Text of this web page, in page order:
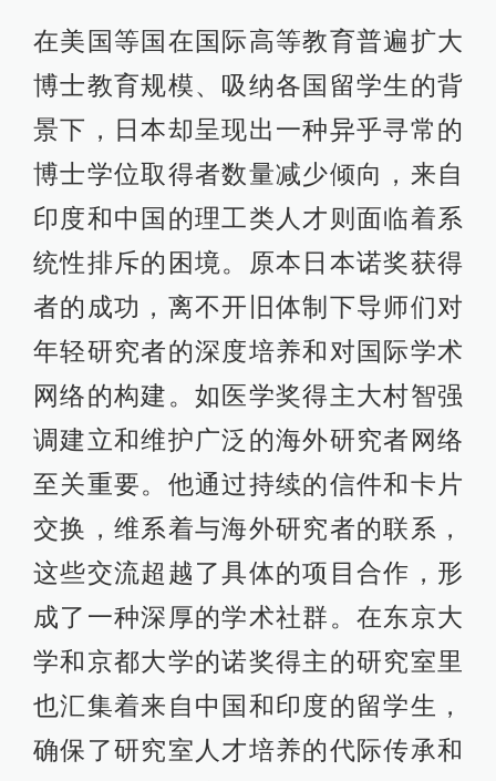
在美国等国在国际高等教育普遍扩大
博士教育规模、吸纳各国留学生的背
景下，日本却呈现出一种异乎寻常的
博士学位取得者数量减少倾向，来自
印度和中国的理工类人才则面临着系
统性排斥的困境。原本日本诺奖获得
者的成功，离不开旧体制下导师们对
年轻研究者的深度培养和对国际学术
网络的构建。如医学奖得主大村智强
调建立和维护广泛的海外研究者网络
至关重要。他通过持续的信件和卡片
交换，维系着与海外研究者的联系，
这些交流超越了具体的项目合作，形
成了一种深厚的学术社群。在东京大
学和京都大学的诺奖得主的研究室里
也汇集着来自中国和印度的留学生，
确保了研究室人才培养的代际传承和